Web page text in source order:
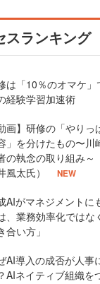
スランキング
は「10％のオマケ
経験学習加速術
画】研修の「やり
」を分けたもの〜川
の執念の取り組み～
風太氏）
NEW
AIがマネジメントに
、業務効率化ではな
合い方」
AI導入の成否が人事
AIネイティブ組織を